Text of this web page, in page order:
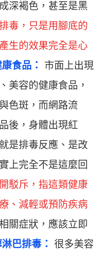
深褐色，甚至是黑
毒，只是用腳底的
生的效果完全是心
食品：
市面上出現
美容的健康食品，
色斑，而網路流
後，身體出現紅
是排毒反應、是改
上完全不是這麼回
駁斥，指這類健康
、減輕或預防疾病
關症狀，應該立即
巴排毒： 很多美容